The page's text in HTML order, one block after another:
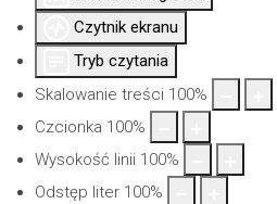
Czytnik ekranu
Tryb czytania
Skalowanie treści 100%
Czcionka 100%
Wysokość linii 100%
Odstęp liter 100%